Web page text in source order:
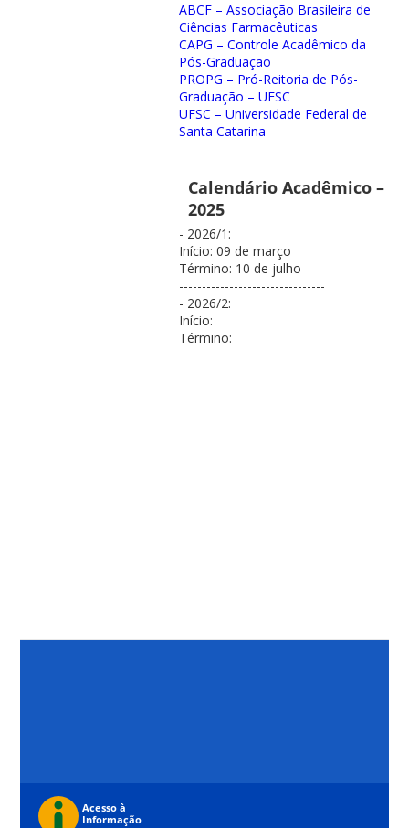
ABCF – Associação Brasileira de
Ciências Farmacêuticas
CAPG – Controle Acadêmico da
Pós-Graduação
PROPG – Pró-Reitoria de Pós-
Graduação – UFSC
UFSC – Universidade Federal de
Santa Catarina
Calendário Acadêmico –
2025
- 2026/1:
Início: 09 de março
Término: 10 de julho
--------------------------------
- 2026/2:
Início:
Término: